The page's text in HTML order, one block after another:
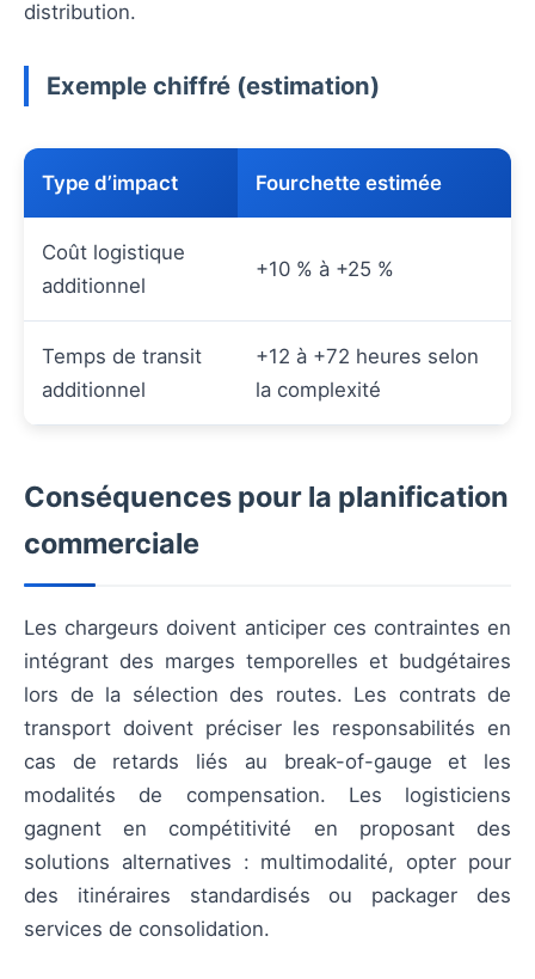
distribution.
Exemple chiffré (estimation)
Type d’impact Fourchette estimée
Coût logistique
additionnel
+10 % à +25 %
Temps de transit
additionnel
+12 à +72 heures selon
la complexité
Conséquences pour la planification
commerciale
Les chargeurs doivent anticiper ces contraintes en
intégrant des marges temporelles et budgétaires
lors de la sélection des routes. Les contrats de
transport doivent préciser les responsabilités en
cas de retards liés au break-of-gauge et les
modalités de compensation. Les logisticiens
gagnent en compétitivité en proposant des
solutions alternatives : multimodalité, opter pour
des itinéraires standardisés ou packager des
services de consolidation.